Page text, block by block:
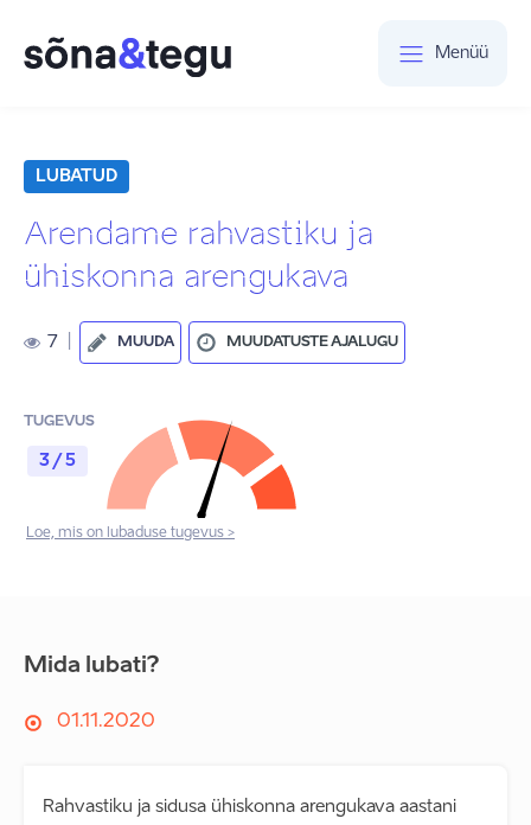
Menüü
LUBATUD
Arendame rahvastiku ja
ühiskonna arengukava
7 MUUDA MUUDATUSTE AJALUGU
TUGEVUS
3 / 5
Loe, mis on lubaduse tugevus >
Mida lubati?
01.11.2020
Rahvastiku ja sidusa ühiskonna arengukava aastani